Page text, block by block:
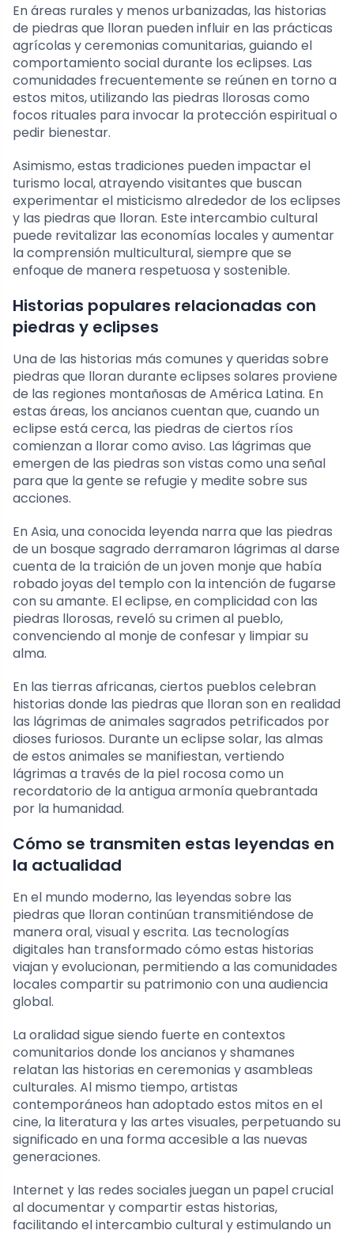
En áreas rurales y menos urbanizadas, las historias
de piedras que lloran pueden influir en las prácticas
agrícolas y ceremonias comunitarias, guiando el
comportamiento social durante los eclipses. Las
comunidades frecuentemente se reúnen en torno a
estos mitos, utilizando las piedras llorosas como
focos rituales para invocar la protección espiritual o
pedir bienestar.
Asimismo, estas tradiciones pueden impactar el
turismo local, atrayendo visitantes que buscan
experimentar el misticismo alrededor de los eclipses
y las piedras que lloran. Este intercambio cultural
puede revitalizar las economías locales y aumentar
la comprensión multicultural, siempre que se
enfoque de manera respetuosa y sostenible.
Historias populares relacionadas con
piedras y eclipses
Una de las historias más comunes y queridas sobre
piedras que lloran durante eclipses solares proviene
de las regiones montañosas de América Latina. En
estas áreas, los ancianos cuentan que, cuando un
eclipse está cerca, las piedras de ciertos ríos
comienzan a llorar como aviso. Las lágrimas que
emergen de las piedras son vistas como una señal
para que la gente se refugie y medite sobre sus
acciones.
En Asia, una conocida leyenda narra que las piedras
de un bosque sagrado derramaron lágrimas al darse
cuenta de la traición de un joven monje que había
robado joyas del templo con la intención de fugarse
con su amante. El eclipse, en complicidad con las
piedras llorosas, reveló su crimen al pueblo,
convenciendo al monje de confesar y limpiar su
alma.
En las tierras africanas, ciertos pueblos celebran
historias donde las piedras que lloran son en realidad
las lágrimas de animales sagrados petrificados por
dioses furiosos. Durante un eclipse solar, las almas
de estos animales se manifiestan, vertiendo
lágrimas a través de la piel rocosa como un
recordatorio de la antigua armonía quebrantada
por la humanidad.
Cómo se transmiten estas leyendas en
la actualidad
En el mundo moderno, las leyendas sobre las
piedras que lloran continúan transmitiéndose de
manera oral, visual y escrita. Las tecnologías
digitales han transformado cómo estas historias
viajan y evolucionan, permitiendo a las comunidades
locales compartir su patrimonio con una audiencia
global.
La oralidad sigue siendo fuerte en contextos
comunitarios donde los ancianos y shamanes
relatan las historias en ceremonias y asambleas
culturales. Al mismo tiempo, artistas
contemporáneos han adoptado estos mitos en el
cine, la literatura y las artes visuales, perpetuando su
significado en una forma accesible a las nuevas
generaciones.
Internet y las redes sociales juegan un papel crucial
al documentar y compartir estas historias,
facilitando el intercambio cultural y estimulando un